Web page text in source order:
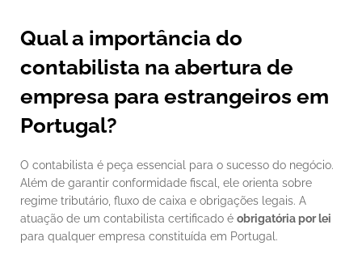
Qual a importância do
contabilista na abertura de
empresa para estrangeiros em
Portugal?
O contabilista é peça essencial para o sucesso do negócio.
Além de garantir conformidade fiscal, ele orienta sobre
regime tributário, fluxo de caixa e obrigações legais. A
atuação de um contabilista certificado é obrigatória por lei
para qualquer empresa constituída em Portugal.